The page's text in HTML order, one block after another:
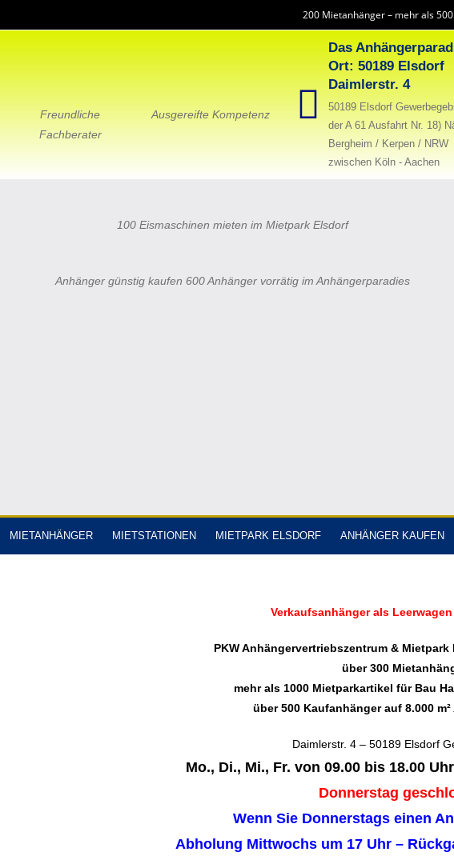
200 Mietanhänger – mehr als
Freundliche
Fachberater
Ausgereifte Kompetenz
Das
Ort: 50189 Elsdorf
Daimlerstr. 4
50189 Elsdorf
der A 61 Ausfahrt Nr. 18)
Bergheim / Kerpen / NRW
zwischen Köln - Aachen
100 Eismaschinen mieten im Mietpark Elsdorf
Anhänger günstig kaufen 600 Anhänger vorrätig im Anhängerparadies
MIETANHÄNGER MIETSTATIONEN MIETPARK ELSDORF ANHÄNGER KAUFEN
Verkaufsanhänger als
PKW Anhängervertriebszentrum &
über 300
mehr als 1000 Mietparkartikel für Bau
über 500 Kaufanhänger auf 8.000
Daimlerstr. 4 – 50189 Elsdorf
Mo., Di., Mi., Fr. von 09.00 bis 18.00
Donnerstag
Wenn Sie Donnerstags einen
Abholung Mittwochs um 17 Uhr –